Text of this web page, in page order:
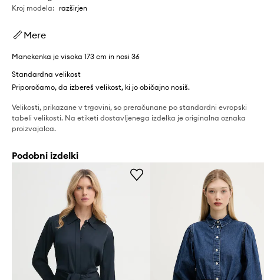
Kroj modela: razširjen
Mere
Manekenka je visoka 173 cm in nosi 36
Standardna velikost
Priporočamo, da izbereš velikost, ki jo običajno nosiš.
Velikosti, prikazane v trgovini, so preračunane po standardni evropski
tabeli velikosti. Na etiketi dostavljenega izdelka je originalna oznaka
proizvajalca.
Podobni izdelki